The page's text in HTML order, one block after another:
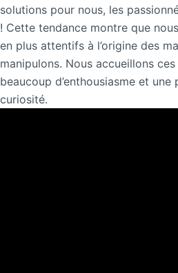
solutions pour nous, les
! Cette tendance montre que
en plus attentifs à l’origine des
manipulons. Nous accueillons
beaucoup d’enthousiasme et une
curiosité.